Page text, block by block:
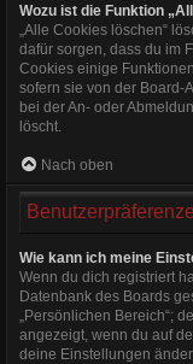
Wozu ist die Funktion
„Alle Cookies löschen“
dafür sorgen, dass du im
Cookies einige
sofern sie von der Board-
bei der An- oder
löscht.
Nach oben
Wie kann ich meine
Wenn du dich registriert
Datenbank des Boards
„Persönlichen Bereich“;
angezeigt, wenn du auf
deine Einstellungen